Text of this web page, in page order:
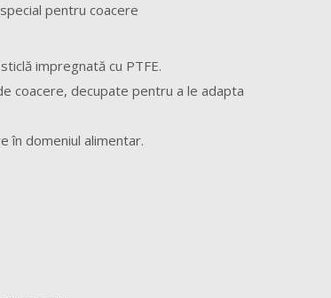
pentru coacere
impregnată cu PTFE.
coacere, decupate pentru a le adapta
în domeniul alimentar.